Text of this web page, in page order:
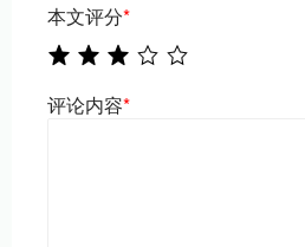
本文评分*
评论内容*